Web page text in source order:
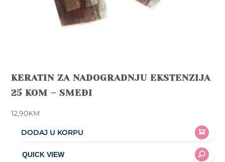
KERATIN ZA NADOGRADNJU EKSTENZIJA
25 KOM – SMEĐI
12,90KM
DODAJ U KORPU